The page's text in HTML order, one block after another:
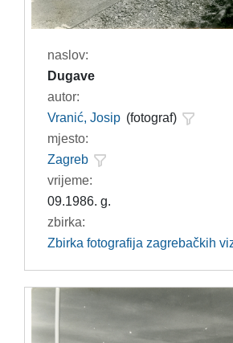
naslov:
Dugave
autor:
Vranić, Josip (fotograf)
mjesto:
Zagreb
vrijeme:
09.1986. g.
zbirka:
Zbirka fotografija zagrebačkih